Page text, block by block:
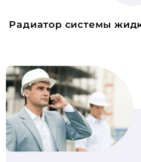
Радиатор системы